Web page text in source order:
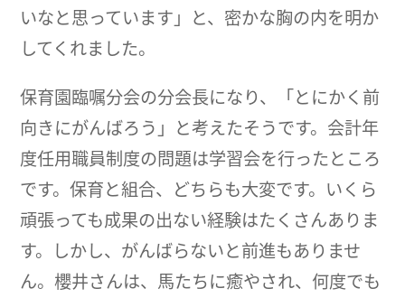
いなと思っています」と、密かな胸の内を明か
してくれました。
保育園臨嘱分会の分会長になり、「とにかく前
向きにがんばろう」と考えたそうです。会計年
度任用職員制度の問題は学習会を行ったところ
です。保育と組合、どちらも大変です。いくら
頑張っても成果の出ない経験はたくさんありま
す。しかし、がんばらないと前進もありませ
ん。櫻井さんは、馬たちに癒やされ、何度でも